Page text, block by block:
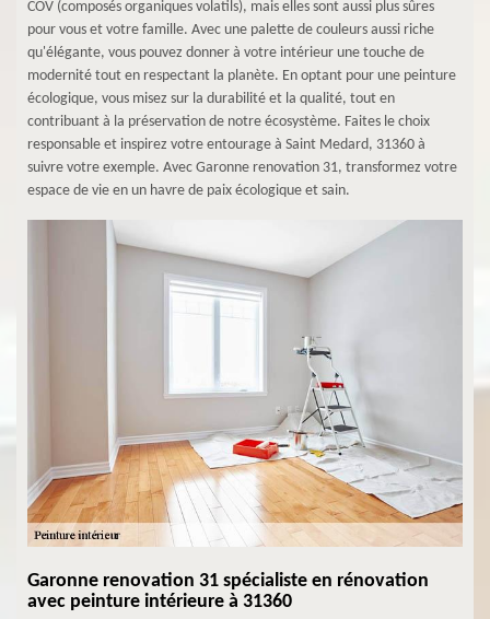
COV (composés organiques volatils), mais elles sont aussi plus sûres
pour vous et votre famille. Avec une palette de couleurs aussi riche
qu'élégante, vous pouvez donner à votre intérieur une touche de
modernité tout en respectant la planète. En optant pour une peinture
écologique, vous misez sur la durabilité et la qualité, tout en
contribuant à la préservation de notre écosystème. Faites le choix
responsable et inspirez votre entourage à Saint Medard, 31360 à
suivre votre exemple. Avec Garonne renovation 31, transformez votre
espace de vie en un havre de paix écologique et sain.
Garonne renovation 31 spécialiste en rénovation
avec peinture intérieure à 31360